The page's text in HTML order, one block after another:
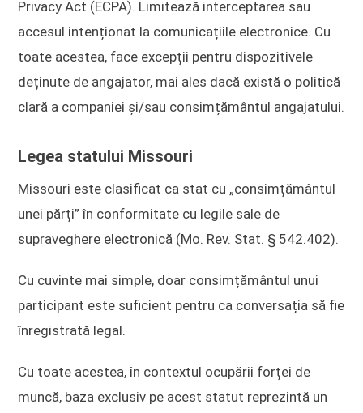
Privacy Act (ECPA). Limitează interceptarea sau
accesul intenționat la comunicațiile electronice. Cu
toate acestea, face excepții pentru dispozitivele
deținute de angajator, mai ales dacă există o politică
clară a companiei și/sau consimțământul angajatului.
Legea statului Missouri
Missouri este clasificat ca stat cu „consimțământul
unei părți” în conformitate cu legile sale de
supraveghere electronică (Mo. Rev. Stat. § 542.402).
Cu cuvinte mai simple, doar consimțământul unui
participant este suficient pentru ca conversația să fie
înregistrată legal.
Cu toate acestea, în contextul ocupării forței de
muncă, baza exclusiv pe acest statut reprezintă un